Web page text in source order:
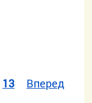
13 Вперед